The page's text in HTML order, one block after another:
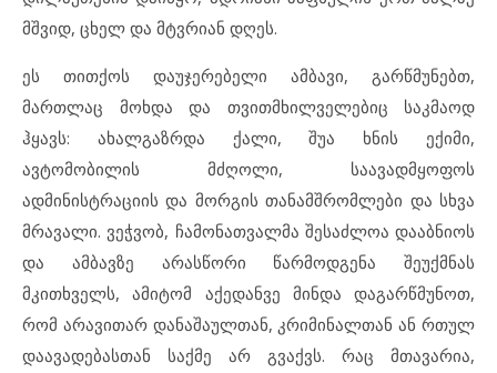
მშვიდ, ცხელ და მტვრიან დღეს.
ეს თითქოს დაუჯერებელი ამბავი, გარწმუნებთ,
მართლაც მოხდა და თვითმხილველებიც საკმაოდ
ჰყავს: ახალგაზრდა ქალი, შუა ხნის ექიმი,
ავტომობილის მძღოლი, საავადმყოფოს
ადმინისტრაციის და მორგის თანამშრომლები და სხვა
მრავალი. ვეჭვობ, ჩამონათვალმა შესაძლოა დააბნიოს
და ამბავზე არასწორი წარმოდგენა შეუქმნას
მკითხველს, ამიტომ აქედანვე მინდა დაგარწმუნოთ,
რომ არავითარ დანაშაულთან, კრიმინალთან ან რთულ
დაავადებასთან საქმე არ გვაქვს. რაც მთავარია,